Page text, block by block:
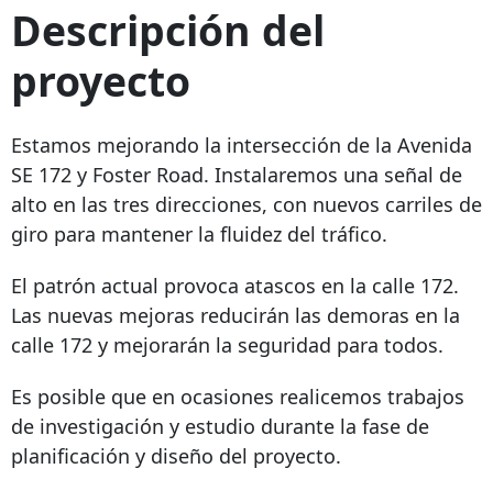
Descripción del
proyecto
Estamos mejorando la intersección de la Avenida
SE 172 y Foster Road. Instalaremos una señal de
alto en las tres direcciones, con nuevos carriles de
giro para mantener la fluidez del tráfico.
El patrón actual provoca atascos en la calle 172.
Las nuevas mejoras reducirán las demoras en la
calle 172 y mejorarán la seguridad para todos.
Es posible que en ocasiones realicemos trabajos
de investigación y estudio durante la fase de
planificación y diseño del proyecto.